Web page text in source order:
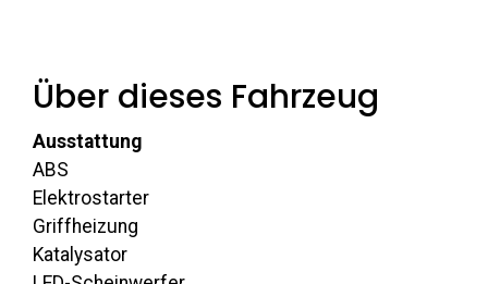
Über dieses Fahrzeug
Ausstattung
ABS
Elektrostarter
Griffheizung
Katalysator